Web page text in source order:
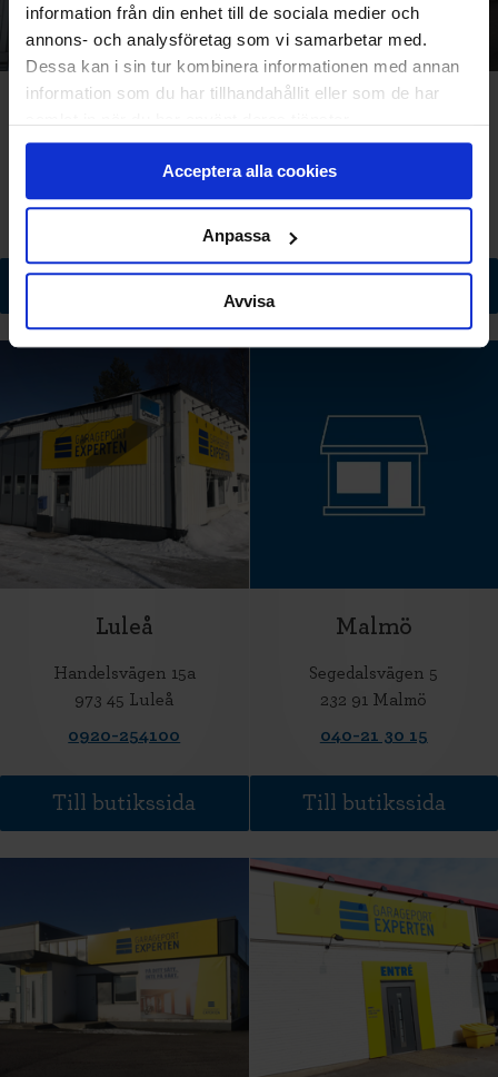
information från din enhet till de sociala medier och
annons- och analysföretag som vi samarbetar med.
Dessa kan i sin tur kombinera informationen med annan
information som du har tillhandahållit eller som de har
Acceptera alla cookies
Anpassa
Avvisa
434 42 Kungsbacka
582 73 Linköping
Luleå
Handelsvägen 15a
973 45 Luleå
0920-254100
Till butikssida
Malmö
Segedalsvägen 5
232 91 Malmö
040-21 30 15
Till butikssida